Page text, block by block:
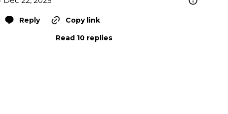
Reply
Copy link
Read 10 replies